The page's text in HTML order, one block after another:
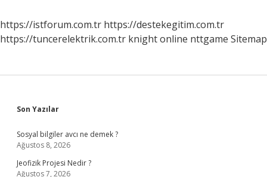
Kaç
Fps
https://istforum.com.tr https://destekegitim.com.tr
https://tuncerelektrik.com.tr knight online nttgame Sitemap
Sidebar
Son Yazılar
Sosyal bilgiler avcı ne demek ?
Ağustos 8, 2026
Jeofizik Projesi Nedir ?
Ağustos 7, 2026